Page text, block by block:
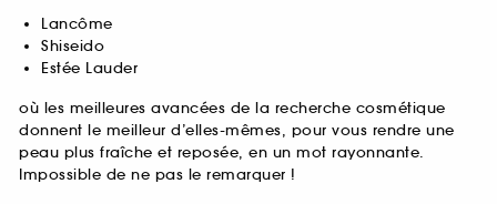
Lancôme
Shiseido
Estée Lauder
où les meilleures avancées de la recherche cosmétique
donnent le meilleur d’elles-mêmes, pour vous rendre une
peau plus fraîche et reposée, en un mot rayonnante.
Impossible de ne pas le remarquer !